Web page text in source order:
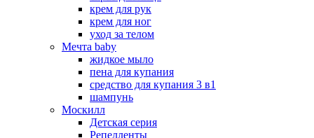
крем для рук
крем для ног
уход за телом
Мечта baby
жидкое мыло
пена для купания
средство для купания 3 в1
шампунь
Москилл
Детская серия
Репелленты